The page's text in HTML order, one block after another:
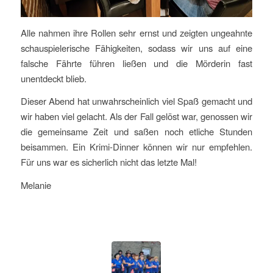
Alle nahmen ihre Rollen sehr ernst und zeigten ungeahnte
schauspielerische Fähigkeiten, sodass wir uns auf eine
falsche Fährte führen ließen und die Mörderin fast
unentdeckt blieb.
Dieser Abend hat unwahrscheinlich viel Spaß gemacht und
wir haben viel gelacht. Als der Fall gelöst war, genossen wir
die gemeinsame Zeit und saßen noch etliche Stunden
beisammen. Ein Krimi-Dinner können wir nur empfehlen.
Für uns war es sicherlich nicht das letzte Mal!
Melanie